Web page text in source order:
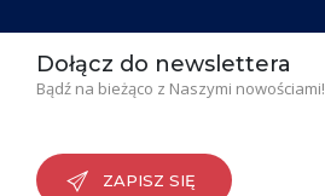
Dołącz do newslettera
Bądź na bieżąco z Naszymi nowościami!
ZAPISZ SIĘ